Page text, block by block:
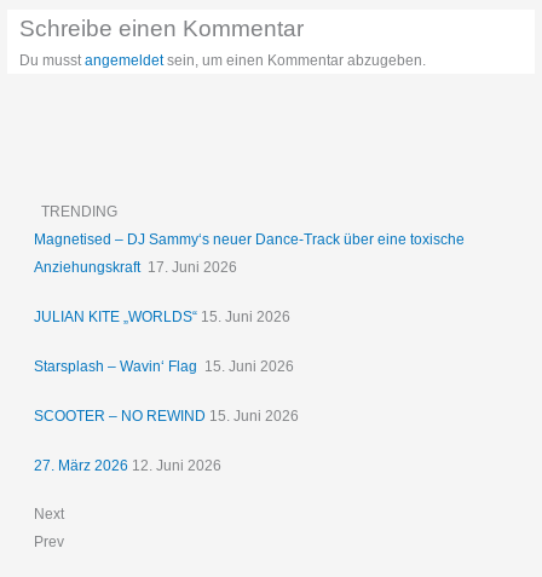
Schreibe einen Kommentar
Du musstangemeldetsein, um einen Kommentar abzugeben.
TRENDING
Magnetised – DJ Sammy‘s neuer Dance-Track über eine toxische
Anziehungskraft 17. Juni 2026
JULIAN KITE „WORLDS“ 15. Juni 2026
Starsplash – Wavin‘ Flag 15. Juni 2026
SCOOTER – NO REWIND 15. Juni 2026
27. März 2026 12. Juni 2026
Next
Prev